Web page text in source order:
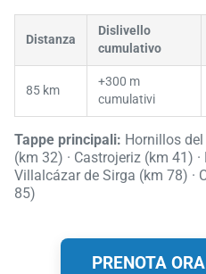
Distanza
Dislivello
cumulativo
85 km
+300 m
cumulativi
Tappe principali: Hornillos
(km 32) · Castrojeriz (km 41)
Villalcázar de Sirga (km 78) ·
85)
PRENOTA